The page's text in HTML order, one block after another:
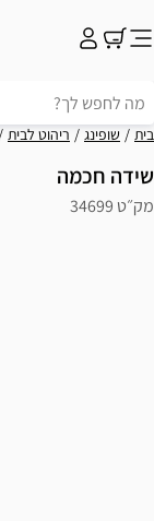
בית שופינג ריהוט לבית
שידה חכמה
מק״ט 34699